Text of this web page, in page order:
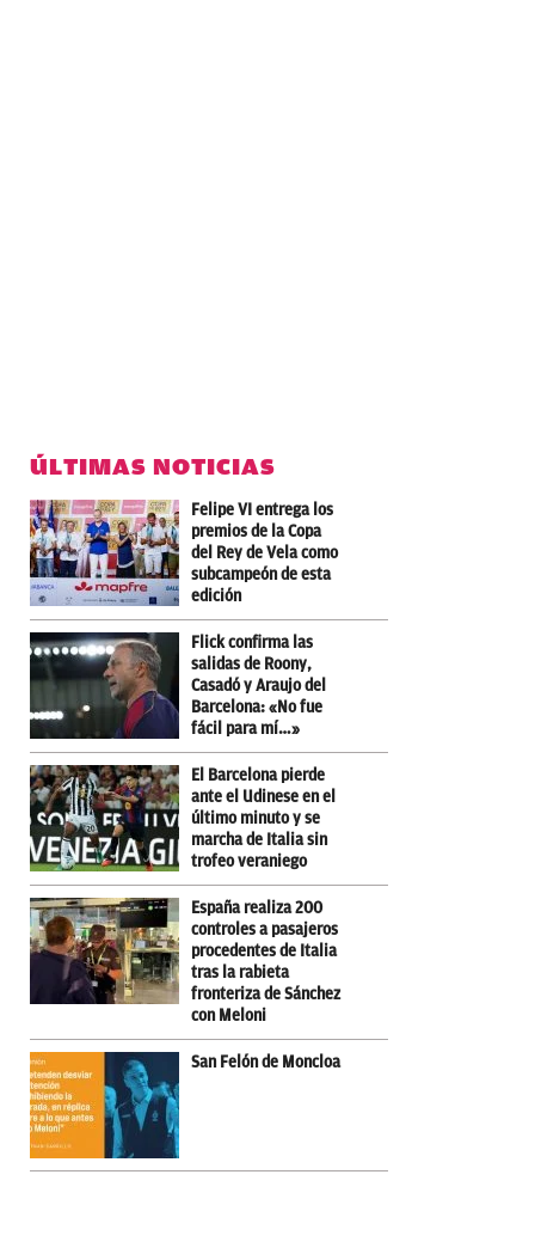
ÚLTIMAS NOTICIAS
Felipe VI entrega los
premios de la Copa
del Rey de Vela como
subcampeón de esta
edición
Flick confirma las
salidas de Roony,
Casadó y Araujo del
Barcelona: «No fue
fácil para mí…»
El Barcelona pierde
ante el Udinese en el
último minuto y se
marcha de Italia sin
trofeo veraniego
España realiza 200
controles a pasajeros
procedentes de Italia
tras la rabieta
fronteriza de Sánchez
con Meloni
San Felón de Moncloa